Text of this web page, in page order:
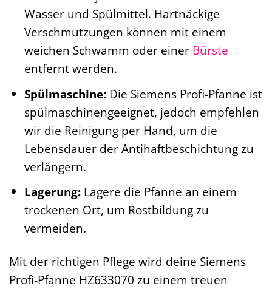
Wasser und Spülmittel. Hartnäckige
Verschmutzungen können mit einem
weichen Schwamm oder einer Bürste
entfernt werden.
Spülmaschine:Die Siemens Profi-Pfanne ist
spülmaschinengeeignet, jedoch empfehlen
wir die Reinigung per Hand, um die
Lebensdauer der Antihaftbeschichtung zu
verlängern.
Lagerung:Lagere die Pfanne an einem
trockenen Ort, um Rostbildung zu
vermeiden.
Mit der richtigen Pflege wird deine Siemens
Profi-Pfanne HZ633070 zu einem treuen